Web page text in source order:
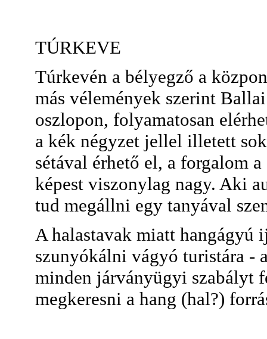
TÚRKEVE
Túrkevén a bélyegző a
más vélemények szerint
oszlopon, folyamatosan
a kék négyzet jellel illetett
sétával érhető el, a forgalom
képest viszonylag nagy. Aki
tud megállni egy tanyával
A halastavak miatt hangágyú
szunyókálni vágyó turistára -
minden járványügyi szabályt
megkeresni a hang (hal?)